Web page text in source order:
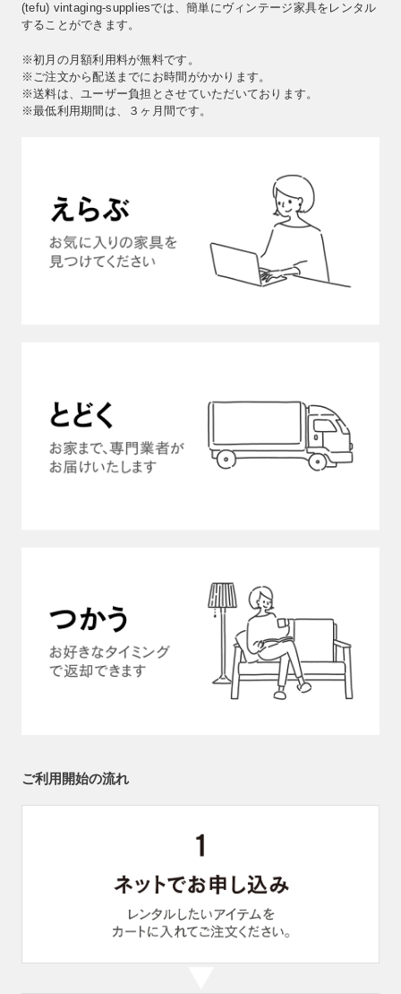
(tefu) vintaging-suppliesでは、簡単にヴィンテージ家具をレンタル
することができます。
※初月の月額利用料が無料です。
※ご注文から配送までにお時間がかかります。
※送料は、ユーザー負担とさせていただいております。
※最低利用期間は、３ヶ月間です。
ご利用開始の流れ